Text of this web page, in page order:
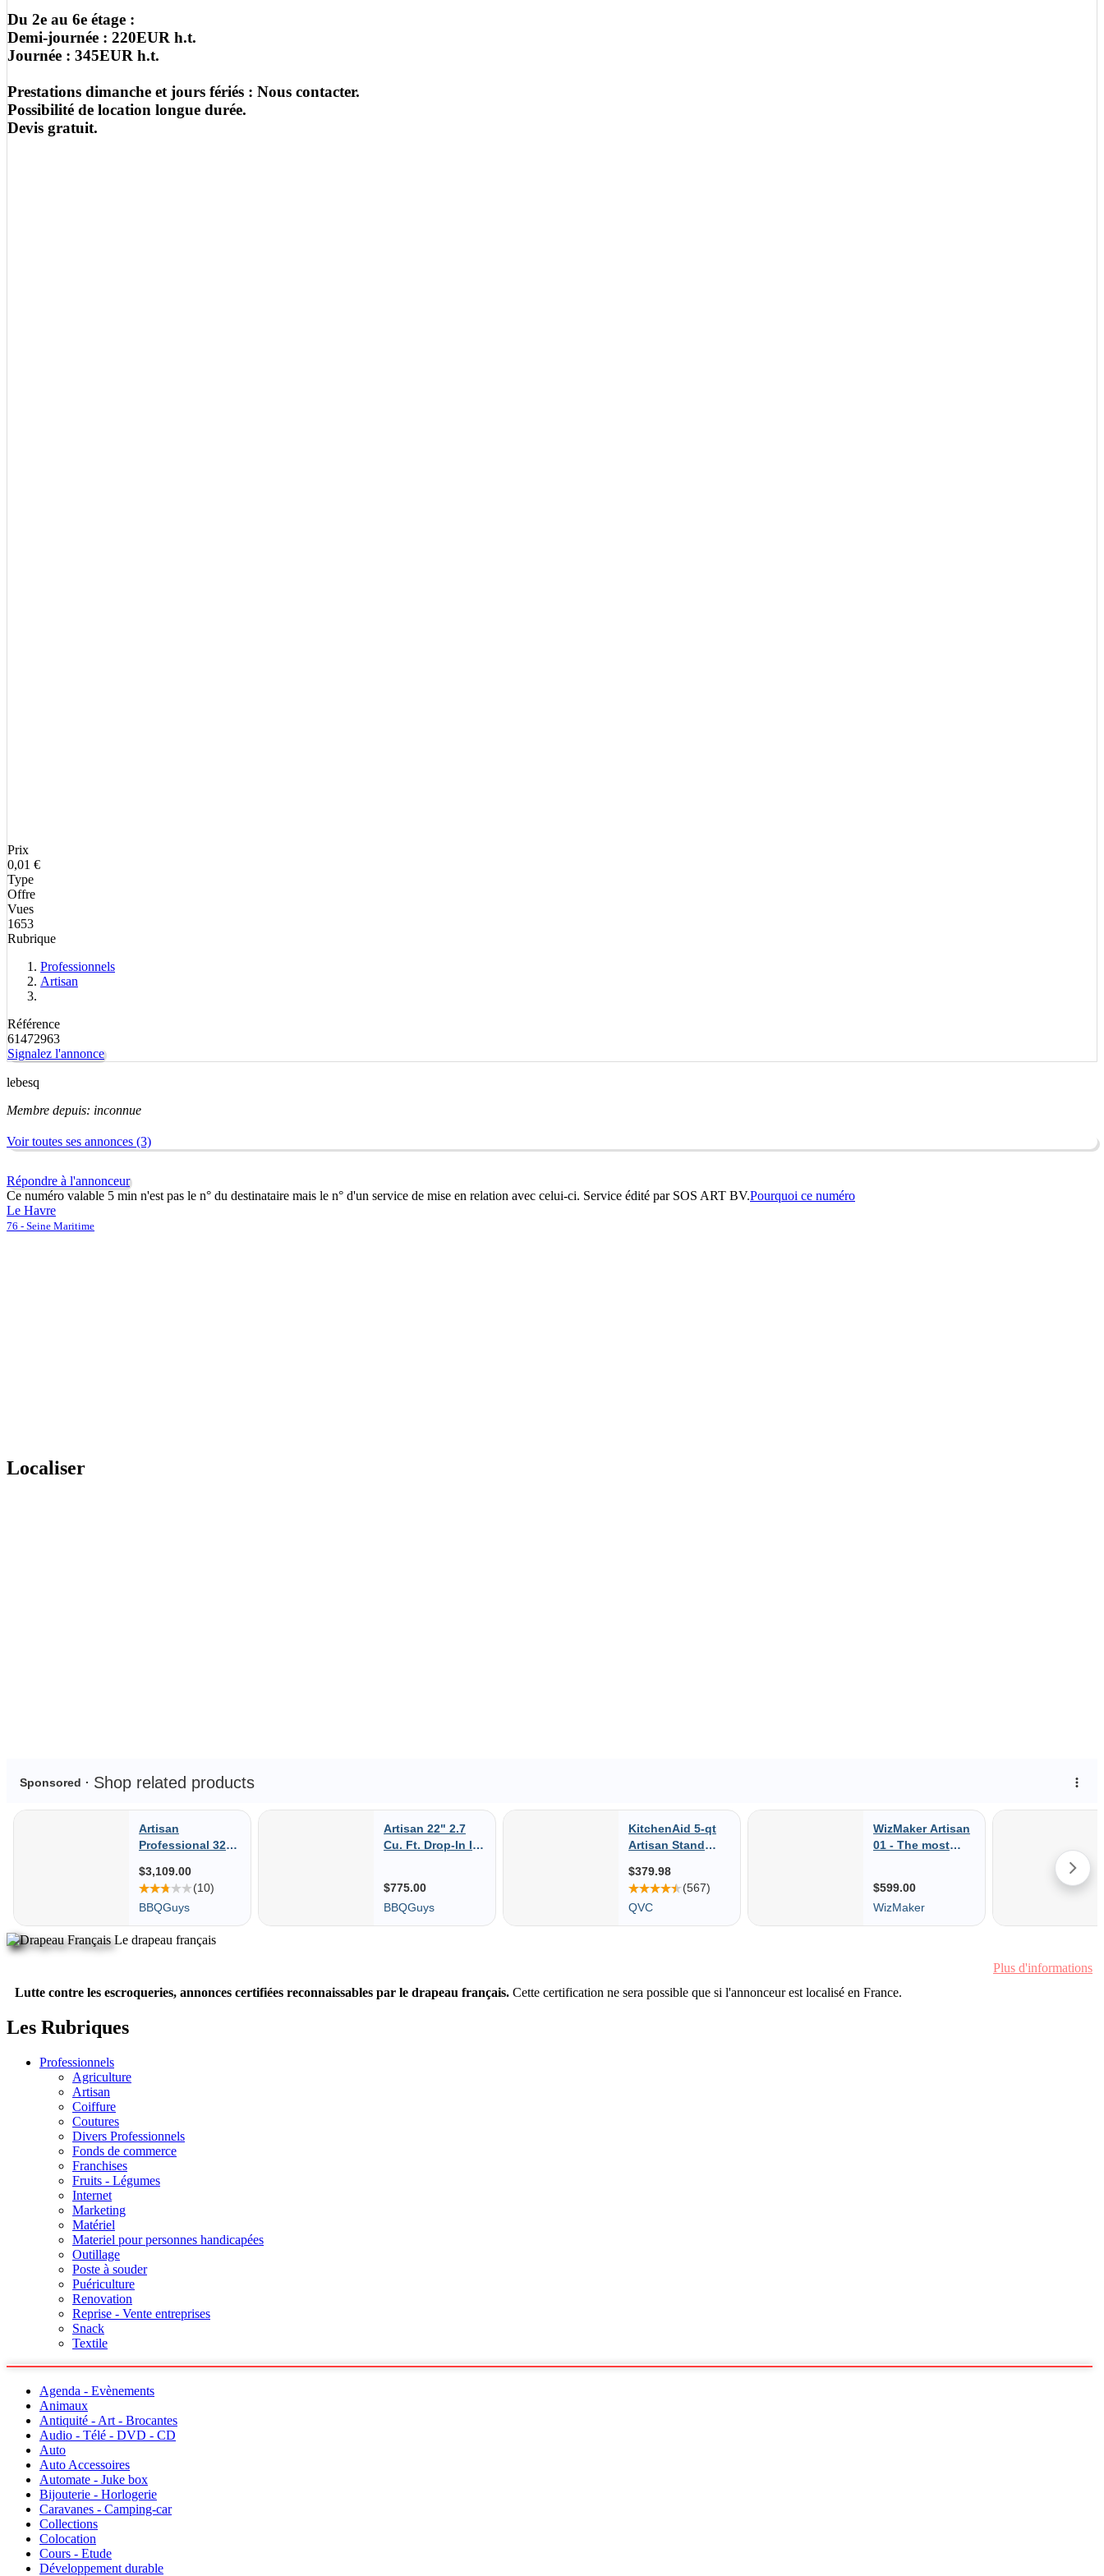
Du 2e au 6e étage :
Demi-journée : 220EUR h.t.
Journée : 345EUR h.t.
Prestations dimanche et jours fériés : Nous contacter.
Possibilité de location longue durée.
Devis gratuit.
Prix
0,01 €
Type
Offre
Vues
1653
Rubrique
Professionnels
Artisan
Référence
61472963
Signalez l'annonce
lebesq
Membre depuis: inconnue
Voir toutes ses annonces (3)
Répondre à l'annonceur
Ce numéro valable 5 min n'est pas le n° du destinataire mais le n° d'un service de mise en relation avec celui-ci. Service édité par SOS ART BV.Pourquoi ce numéro
Le Havre
76 - Seine Maritime
Localiser
Le drapeau français
Plus d'informations
Lutte contre les escroqueries, annonces certifiées reconnaissables par le drapeau français. Cette certification ne sera possible que si l'annonceur est localisé en France.
Les Rubriques
Professionnels
Agriculture
Artisan
Coiffure
Coutures
Divers Professionnels
Fonds de commerce
Franchises
Fruits - Légumes
Internet
Marketing
Matériel
Materiel pour personnes handicapées
Outillage
Poste à souder
Puériculture
Renovation
Reprise - Vente entreprises
Snack
Textile
Agenda - Evènements
Animaux
Antiquité - Art - Brocantes
Audio - Télé - DVD - CD
Auto
Auto Accessoires
Automate - Juke box
Bijouterie - Horlogerie
Caravanes - Camping-car
Collections
Colocation
Cours - Etude
Développement durable